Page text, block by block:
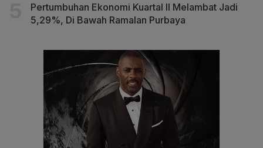
Pertumbuhan Ekonomi Kuartal II Melambat Jadi
5,29%, Di Bawah Ramalan Purbaya